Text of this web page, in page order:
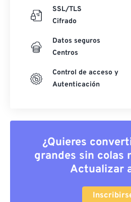
SSL/TLS
Cifrado
Datos seguros
Centros
Control de acceso y
Autenticación
¿Quieres
grandes sin colas
Actualizar